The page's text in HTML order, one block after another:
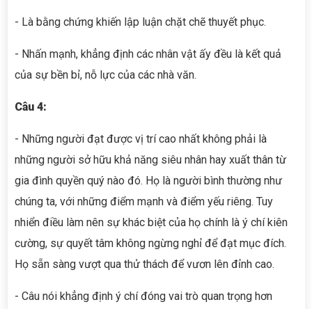
- Là bằng chứng khiến lập luận chặt chẽ thuyết phục.
- Nhấn mạnh, khẳng định các nhân vật ấy đều là kết quả
của sự bền bỉ, nỗ lực của các nhà văn.
Câu 4:
- Những người đạt được vị trí cao nhất không phải là
những người sở hữu khả năng siêu nhân hay xuất thân từ
gia đình quyền quý nào đó. Họ là người bình thường như
chúng ta, với những điểm mạnh và điểm yếu riêng. Tuy
nhiển điều làm nên sự khác biệt của họ chính là ý chí kiên
cường, sự quyết tâm không ngừng nghỉ để đạt mục đích.
Họ sẵn sàng vượt qua thử thách để vươn lên đỉnh cao.
- Câu nói khẳng định ý chí đóng vai trò quan trọng hơn